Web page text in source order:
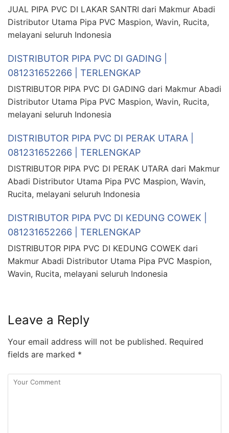
JUAL PIPA PVC DI LAKAR SANTRI dari Makmur Abadi
Distributor Utama Pipa PVC Maspion, Wavin, Rucita,
melayani seluruh Indonesia
DISTRIBUTOR PIPA PVC DI GADING |
081231652266 | TERLENGKAP
DISTRIBUTOR PIPA PVC DI GADING dari Makmur Abadi
Distributor Utama Pipa PVC Maspion, Wavin, Rucita,
melayani seluruh Indonesia
DISTRIBUTOR PIPA PVC DI PERAK UTARA |
081231652266 | TERLENGKAP
DISTRIBUTOR PIPA PVC DI PERAK UTARA dari Makmur
Abadi Distributor Utama Pipa PVC Maspion, Wavin,
Rucita, melayani seluruh Indonesia
DISTRIBUTOR PIPA PVC DI KEDUNG COWEK |
081231652266 | TERLENGKAP
DISTRIBUTOR PIPA PVC DI KEDUNG COWEK dari
Makmur Abadi Distributor Utama Pipa PVC Maspion,
Wavin, Rucita, melayani seluruh Indonesia
Leave a Reply
Your email address will not be published. Required
fields are marked *